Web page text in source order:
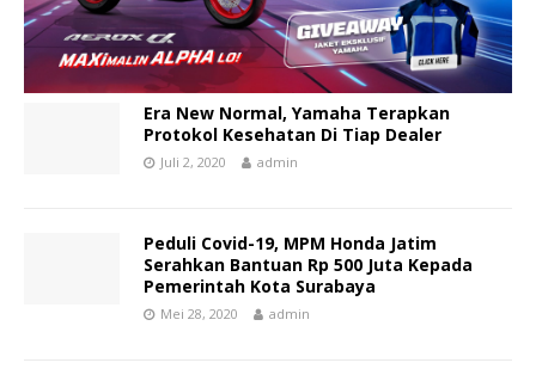
Era New Normal, Yamaha Terapkan
Protokol Kesehatan Di Tiap Dealer
Juli 2, 2020 admin
Peduli Covid-19, MPM Honda Jatim
Serahkan Bantuan Rp 500 Juta Kepada
Pemerintah Kota Surabaya
Mei 28, 2020 admin